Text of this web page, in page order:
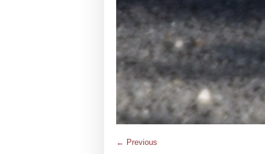
← Previous